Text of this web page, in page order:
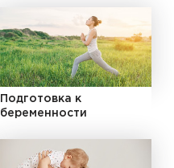
Подготовка к
беременности